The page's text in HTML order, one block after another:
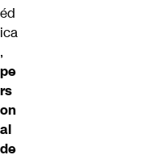
éd
ica
,
pe
rs
on
al
de